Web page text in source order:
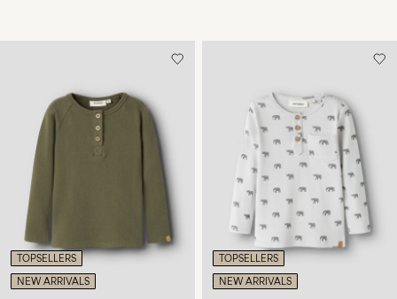
TOPSELLERS
NEW ARRIVALS
TOPSELLERS
NEW ARRIVALS